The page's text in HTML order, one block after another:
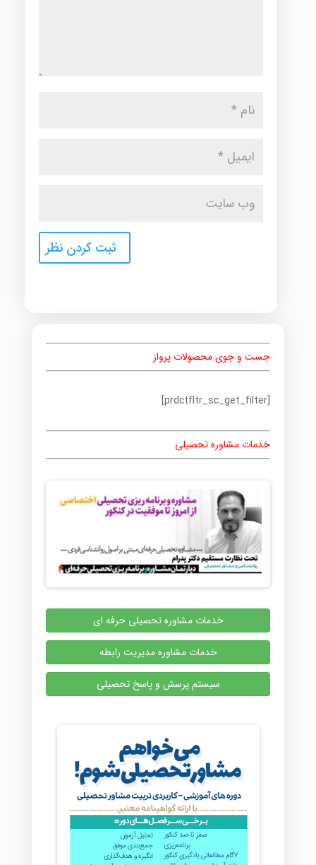
جست و جوی محصولات پرواز
[prdctfltr_sc_get_filter]
خدمات مشاوره تحصیلی
خدمات مشاوره تحصیلی حرفه ای
خدمات مشاوره مدیریت رابطه
سیستم پرسش و پاسخ تحصیلی